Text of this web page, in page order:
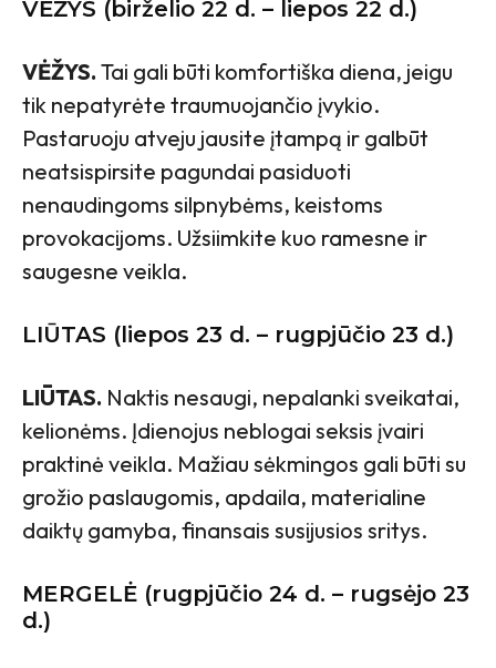
VĖŽYS (birželio 22 d. – liepos 22 d.)
VĖŽYS. Tai gali būti komfortiška diena, jeigu
tik nepatyrėte traumuojančio įvykio.
Pastaruoju atveju jausite įtampą ir galbūt
neatsispirsite pagundai pasiduoti
nenaudingoms silpnybėms, keistoms
provokacijoms. Užsiimkite kuo ramesne ir
saugesne veikla.
LIŪTAS (liepos 23 d. – rugpjūčio 23 d.)
LIŪTAS. Naktis nesaugi, nepalanki sveikatai,
kelionėms. Įdienojus neblogai seksis įvairi
praktinė veikla. Mažiau sėkmingos gali būti su
grožio paslaugomis, apdaila, materialine
daiktų gamyba, finansais susijusios sritys.
MERGELĖ (rugpjūčio 24 d. – rugsėjo 23
d.)